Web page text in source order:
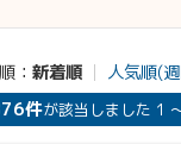
新着順 人気順(
件が該当しました 1